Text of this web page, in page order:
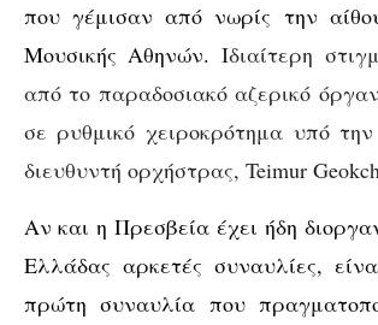
που γέμισαν από νωρίς την
Μουσικής Αθηνών.Ιδιαίτερη
από το παραδοσιακό αζερικό
σε ρυθμικό χειροκρότημα υπό
διευθυντή ορχήστρας, Teimur
Αν και η Πρεσβεία έχει ήδη
Ελλάδας αρκετές συναυλίες,
πρώτη συναυλία που